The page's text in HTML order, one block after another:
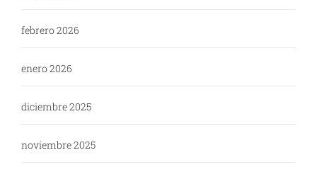
febrero 2026
enero 2026
diciembre 2025
noviembre 2025